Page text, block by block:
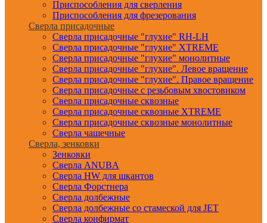
Приспособления для сверления
Приспособления для фрезерования
Сверла присадочные
Сверла присадочные "глухие" RH-LH
Сверла присадочные "глухие" XTREME
Сверла присадочные "глухие" монолитные
Сверла присадочные "глухие". Левое вращение
Сверла присадочные "глухие". Правое вращение
Сверла присадочные с резьбовым хвостовиком
Сверла присадочные сквозные
Сверла присадочные сквозные XTREME
Сверла присадочные сквозные монолитные
Сверла чашечные
Сверла, зенковки
Зенковки
Сверла ANUBA
Сверла HW для шкантов
Сверла Форстнера
Сверла долбежные
Сверла долбежные со стамеской для JET
Сверла конфирмат